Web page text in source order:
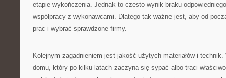
etapie wykończenia. Jednak to często wynik braku
współpracy z wykonawcami. Dlatego tak ważne jest, aby od
prac i wybrać sprawdzone firmy.
Kolejnym zagadnieniem jest jakość użytych materiałów i
domu, który po kilku latach zaczyna się sypać albo traci